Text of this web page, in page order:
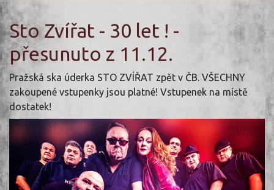
Sto Zvířat - 30 let ! -
přesunuto z 11.12.
Pražská ska úderka STO ZVÍŘAT zpět v ČB. VŠECHNY
zakoupené vstupenky jsou platné! Vstupenek na místě
dostatek!